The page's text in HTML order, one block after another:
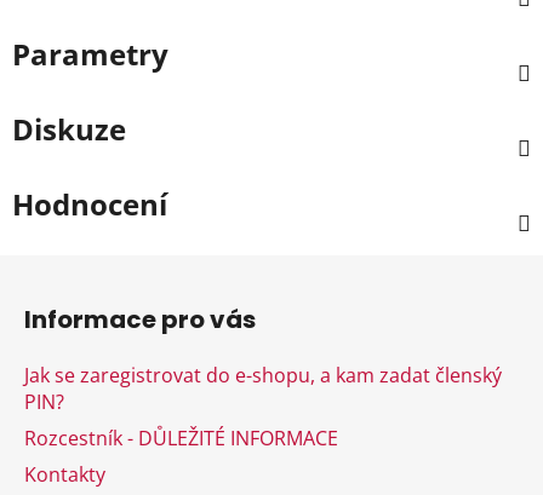
Parametry
Diskuze
Hodnocení
Informace pro vás
Jak se zaregistrovat do e-shopu, a kam zadat členský
PIN?
Rozcestník - DŮLEŽITÉ INFORMACE
Kontakty